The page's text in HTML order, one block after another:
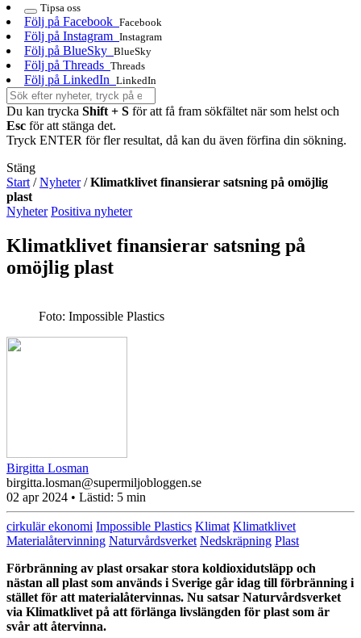
Tipsa oss
Följ på Facebook Facebook
Följ på Instagram Instagram
Följ på BlueSky BlueSky
Följ på Threads Threads
Följ på LinkedIn LinkedIn
Du kan trycka Shift + S för att få fram sökfältet när som helst och
Esc för att stänga det.
Tryck ENTER för fler resultat, då kan du även förfina din sökning.
Stäng
Start /Nyheter/Klimatklivet finansierar satsning på omöjlig
plast
Nyheter Positiva nyheter
Klimatklivet finansierar satsning på
omöjlig plast
Foto: Impossible Plastics
Birgitta Losman
birgitta.losman@supermiljobloggen.se
02 apr 2024 • Lästid: 5 min
cirkulär ekonomi Impossible Plastics Klimat Klimatklivet
Materialåtervinning Naturvårdsverket Nedskräpning Plast
Förbränning av plast orsakar stora koldioxidutsläpp och
nästan all plast som används i Sverige går idag till förbränning i
stället för att materialåtervinnas. Nu satsar Naturvårdsverket
via Klimatklivet på att förlänga livslängden för plast som är
svår att återvinna.